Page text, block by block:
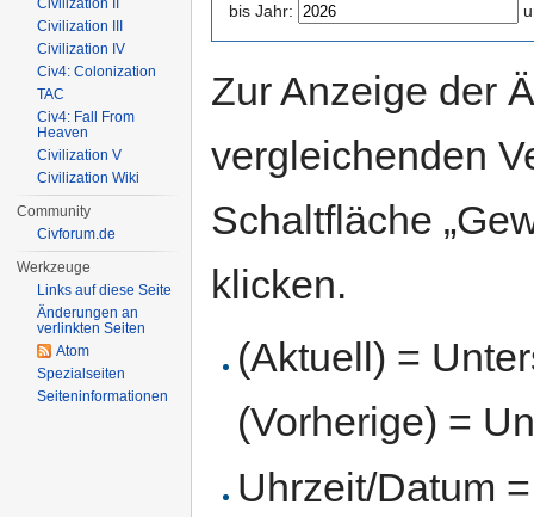
bis Jahr:
Zur Anzeige der
vergleichenden
Schaltfläche
klicken.
(Aktuell) =
(Vorherige) =
Uhrzeit/Datum
Civilization II
Civilization III
Civilization IV
Civ4: Colonization
TAC
Civ4: Fall From
Heaven
Civilization V
Civilization Wiki
Community
Civforum.de
Werkzeuge
Links auf diese Seite
Änderungen an
verlinkten Seiten
Atom
Spezialseiten
Seiten­informationen